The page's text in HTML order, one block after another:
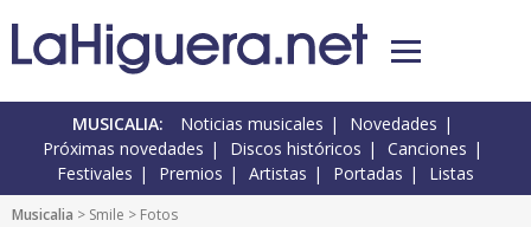
MUSICALIA: Noticias musicales
Novedades
Próximas novedades
Discos históricos
Canciones
Festivales
Premios Artistas Portadas Listas
Musicalia > Smile > Fotos